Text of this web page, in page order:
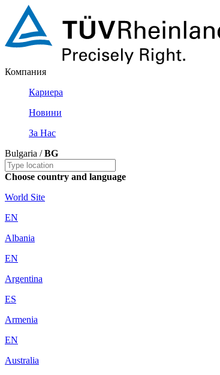
Компания
Кариера
Новини
За Нас
Bulgaria /BG
Choose country and language
World Site
EN
Albania
EN
Argentina
ES
Armenia
EN
Australia